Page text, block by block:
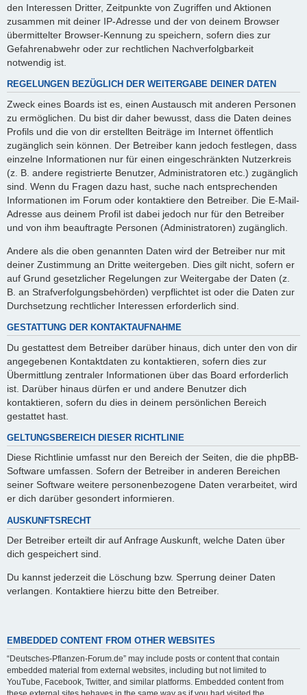
den Interessen Dritter, Zeitpunkte von Zugriffen und Aktionen
zusammen mit deiner IP-Adresse und der von deinem Browser
übermittelter Browser-Kennung zu speichern, sofern dies zur
Gefahrenabwehr oder zur rechtlichen Nachverfolgbarkeit
notwendig ist.
REGELUNGEN BEZÜGLICH DER WEITERGABE DEINER DATEN
Zweck eines Boards ist es, einen Austausch mit anderen Personen
zu ermöglichen. Du bist dir daher bewusst, dass die Daten deines
Profils und die von dir erstellten Beiträge im Internet öffentlich
zugänglich sein können. Der Betreiber kann jedoch festlegen, dass
einzelne Informationen nur für einen eingeschränkten Nutzerkreis
(z. B. andere registrierte Benutzer, Administratoren etc.) zugänglich
sind. Wenn du Fragen dazu hast, suche nach entsprechenden
Informationen im Forum oder kontaktiere den Betreiber. Die E-Mail-
Adresse aus deinem Profil ist dabei jedoch nur für den Betreiber
und von ihm beauftragte Personen (Administratoren) zugänglich.
Andere als die oben genannten Daten wird der Betreiber nur mit
deiner Zustimmung an Dritte weitergeben. Dies gilt nicht, sofern er
auf Grund gesetzlicher Regelungen zur Weitergabe der Daten (z.
B. an Strafverfolgungsbehörden) verpflichtet ist oder die Daten zur
Durchsetzung rechtlicher Interessen erforderlich sind.
GESTATTUNG DER KONTAKTAUFNAHME
Du gestattest dem Betreiber darüber hinaus, dich unter den von dir
angegebenen Kontaktdaten zu kontaktieren, sofern dies zur
Übermittlung zentraler Informationen über das Board erforderlich
ist. Darüber hinaus dürfen er und andere Benutzer dich
kontaktieren, sofern du dies in deinem persönlichen Bereich
gestattet hast.
GELTUNGSBEREICH DIESER RICHTLINIE
Diese Richtlinie umfasst nur den Bereich der Seiten, die die phpBB-
Software umfassen. Sofern der Betreiber in anderen Bereichen
seiner Software weitere personenbezogene Daten verarbeitet, wird
er dich darüber gesondert informieren.
AUSKUNFTSRECHT
Der Betreiber erteilt dir auf Anfrage Auskunft, welche Daten über
dich gespeichert sind.
Du kannst jederzeit die Löschung bzw. Sperrung deiner Daten
verlangen. Kontaktiere hierzu bitte den Betreiber.
EMBEDDED CONTENT FROM OTHER WEBSITES
“Deutsches-Pflanzen-Forum.de” may include posts or content that contain
embedded material from external websites, including but not limited to
YouTube, Facebook, Twitter, and similar platforms. Embedded content from